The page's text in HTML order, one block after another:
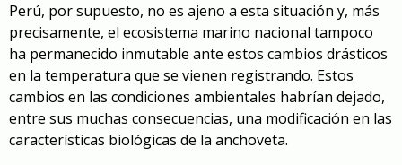
Perú, por supuesto, no es ajeno a esta situación y, más
precisamente, el ecosistema marino nacional tampoco
ha permanecido inmutable ante estos cambios drásticos
en la temperatura que se vienen registrando. Estos
cambios en las condiciones ambientales habrían dejado,
entre sus muchas consecuencias, una modificación en las
características biológicas de la anchoveta.